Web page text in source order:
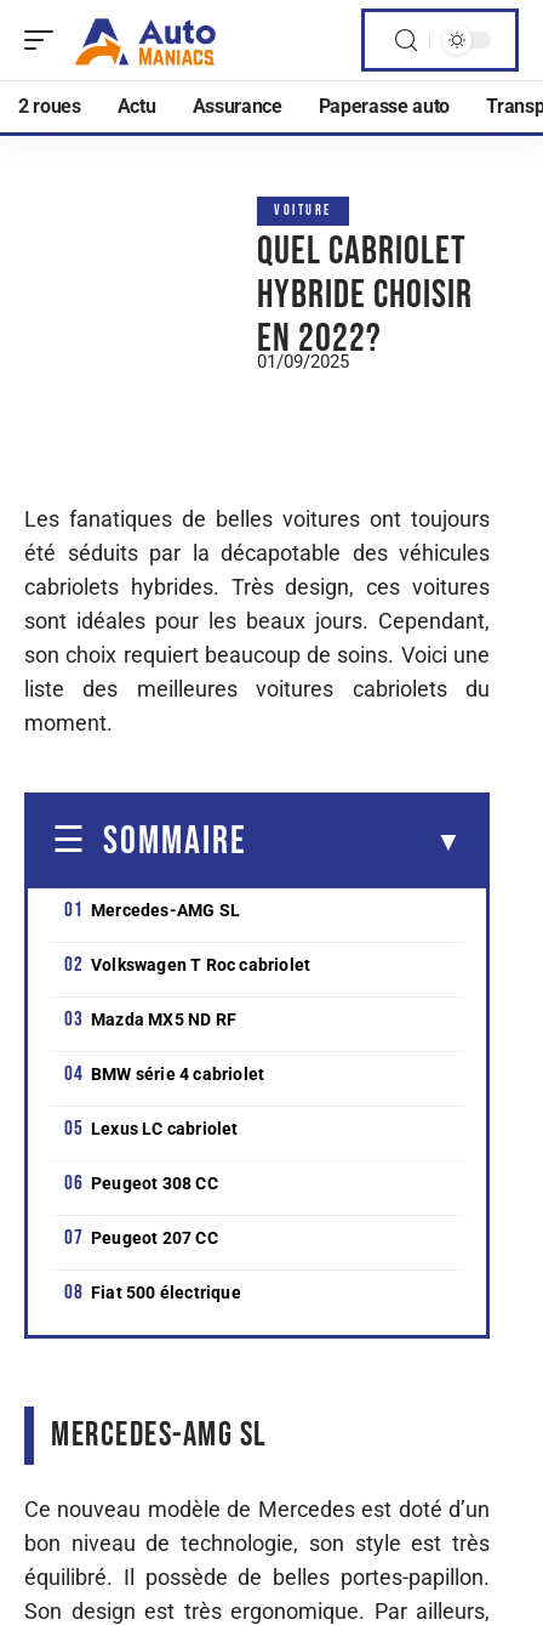
2 roues Actu Assurance Paperasse auto
VOITURE
Quel cabriolet
hybride choisir
en 2022?
01/09/2025
Les fanatiques de belles voitures ont toujours
été séduits par la décapotable des véhicules
cabriolets hybrides. Très design, ces voitures
sont idéales pour les beaux jours. Cependant,
son choix requiert beaucoup de soins. Voici une
liste des meilleures voitures cabriolets du
moment.
SOMMAIRE
Mercedes-AMG SL
Volkswagen T Roc cabriolet
Mazda MX5 ND RF
BMW série 4 cabriolet
Lexus LC cabriolet
Peugeot 308 CC
Peugeot 207 CC
Fiat 500 électrique
Mercedes-AMG SL
Ce nouveau modèle de Mercedes est doté d’un
bon niveau de technologie, son style est très
équilibré. Il possède de belles portes-papillon.
Son design est très ergonomique. Par ailleurs,